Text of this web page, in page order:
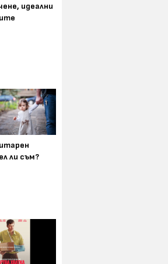
идеални
ли съм?